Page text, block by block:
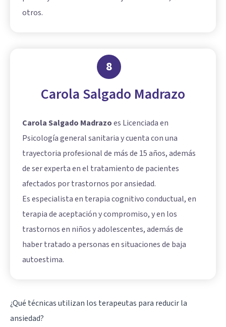
otros.
8
Carola Salgado Madrazo
Carola Salgado Madrazoes Licenciada en
Psicología general sanitaria y cuenta con una
trayectoria profesional de más de 15 años, además
de ser experta en el tratamiento de pacientes
afectados por trastornos por ansiedad.
Es especialista en terapia cognitivo conductual, en
terapia de aceptación y compromiso, y en los
trastornos en niños y adolescentes, además de
haber tratado a personas en situaciones de baja
autoestima.
¿Qué técnicas utilizan los terapeutas para reducir la
ansiedad?